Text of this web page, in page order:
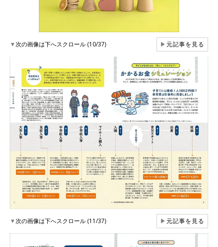
▼次の画像は下へスクロール (10/37) ▶元記事を見る
▼次の画像は下へスクロール (11/37) ▶元記事を見る